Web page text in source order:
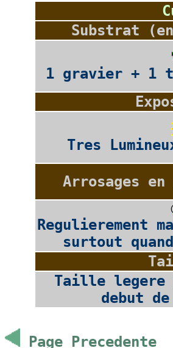
Substrat
1 gravier + 1
Tres
Arrosages en
Regulierement
surtout
Taille legere
debut
Page Precedente